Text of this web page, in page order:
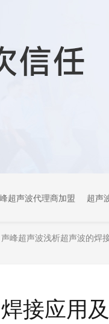
超声波代理商加盟 超声
声峰超声波浅析超声波的焊
接应用